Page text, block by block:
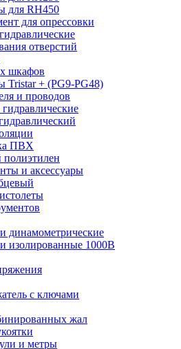
для RH450
для опрессовки
отверстий
шкафов
Tristar + (PG9-PG48)
и проводов
ПВХ
и аксессуары
динамометрические
изолированные 1000В
с ключами
жал
и метры